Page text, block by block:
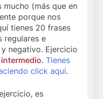
mucho (más que en
porque nos
tienes 20 frases
regulares e
negativo. Ejercicio
. Tienes
click aquí.
es